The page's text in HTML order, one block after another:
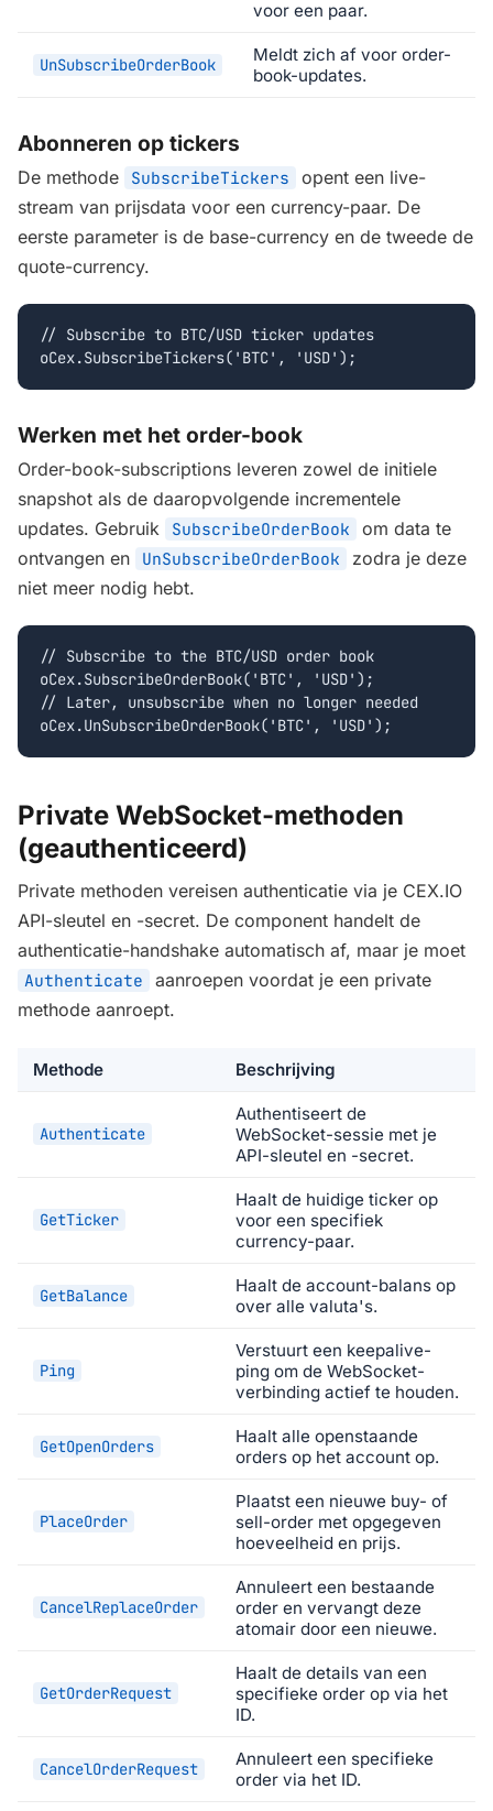
voor een paar.
UnSubscribeOrderBook
Meldt zich af voor order-
book-updates.
Abonneren op tickers
De methode SubscribeTickers
opent een live-
stream van prijsdata voor een currency-paar. De
eerste parameter is de base-currency en de tweede de
quote-currency.
// Subscribe to BTC/USD ticker updates
oCex.SubscribeTickers('BTC', 'USD');
Werken met het order-book
Order-book-subscriptions leveren zowel de initiele
snapshot als de daaropvolgende incrementele
updates. Gebruik
SubscribeOrderBook
om data te
ontvangen en
UnSubscribeOrderBook
zodra je deze
niet meer nodig hebt.
// Subscribe to the BTC/USD order book
oCex.SubscribeOrderBook('BTC', 'USD');
// Later, unsubscribe when no longer needed
oCex.UnSubscribeOrderBook('BTC', 'USD');
Private WebSocket-methoden
(geauthenticeerd)
Private methoden vereisen authenticatie via je CEX.IO
API-sleutel en -secret. De component handelt de
authenticatie-handshake automatisch af, maar je moet
Authenticate
aanroepen voordat je een private
methode aanroept.
Methode Beschrijving
Authenticate
Authentiseert de
WebSocket-sessie met je
API-sleutel en -secret.
GetTicker
Haalt de huidige ticker op
voor een specifiek
currency-paar.
GetBalance
Haalt de account-balans op
over alle valuta's.
Ping
Verstuurt een keepalive-
ping om de WebSocket-
verbinding actief te houden.
GetOpenOrders
Haalt alle openstaande
orders op het account op.
PlaceOrder
Plaatst een nieuwe buy- of
sell-order met opgegeven
hoeveelheid en prijs.
CancelReplaceOrder
Annuleert een bestaande
order en vervangt deze
atomair door een nieuwe.
GetOrderRequest
Haalt de details van een
specifieke order op via het
ID.
CancelOrderRequest
Annuleert een specifieke
order via het ID.